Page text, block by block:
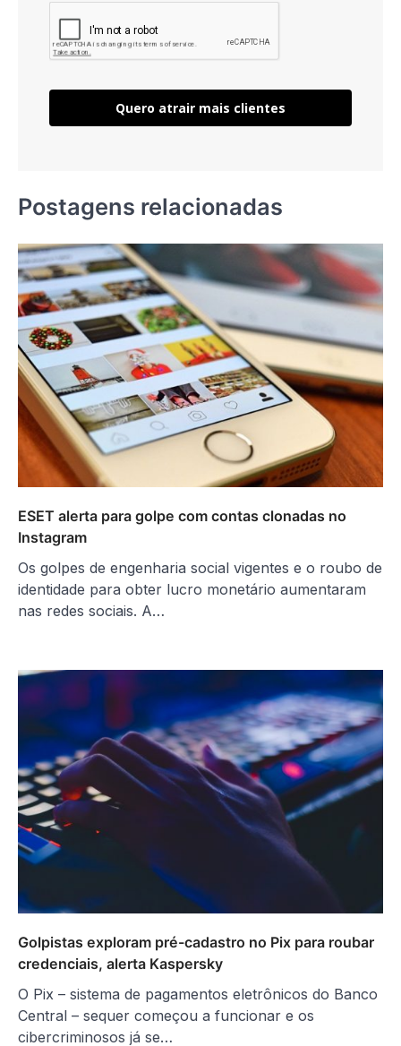
Quero atrair mais clientes
Postagens relacionadas
ESET alerta para golpe com contas clonadas no
Instagram
Os golpes de engenharia social vigentes e o roubo de
identidade para obter lucro monetário aumentaram
nas redes sociais. A…
Golpistas exploram pré-cadastro no Pix para roubar
credenciais, alerta Kaspersky
O Pix – sistema de pagamentos eletrônicos do Banco
Central – sequer começou a funcionar e os
cibercriminosos já se…